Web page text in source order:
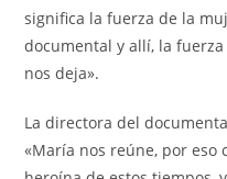
significa la fuerza de la
documental y allí, la
nos deja».
La directora del
«María nos reúne, por eso